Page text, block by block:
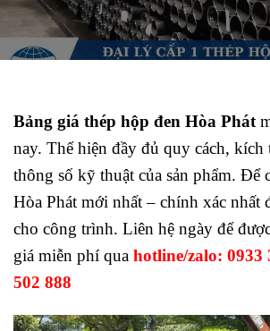
Bảng giá thép hộp đen Hòa Phát
nay. Thể hiện đầy đủ quy cách, kích
thông số kỹ thuật của sản phẩm. Để
Hòa Phát mới nhất – chính xác nhất
cho công trình. Liên hệ ngày để
giá miễn phí qua hotline/zalo: 0933
502 888